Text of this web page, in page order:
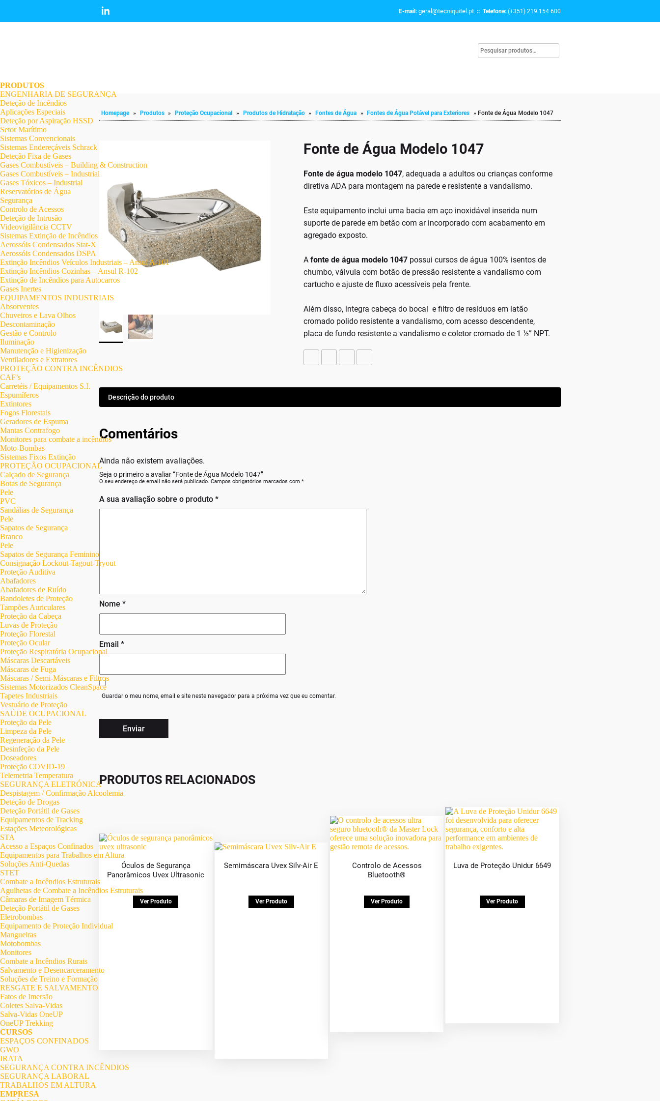
E-mail: geral@tecniquitel.pt :: Telefone: (+351) 219 154 600
PRODUTOS
ENGENHARIA DE SEGURANÇA
Deteção de Incêndios
Aplicações Especiais
Deteção por Aspiração HSSD
Setor Marítimo
Sistemas Convencionais
Sistemas Endereçáveis Schrack
Deteção Fixa de Gases
Gases Combustíveis – Building & Construction
Gases Combustíveis – Industrial
Gases Tóxicos – Industrial
Reservatórios de Água
Segurança
Controlo de Acessos
Deteção de Intrusão
Videovigilância CCTV
Sistemas Extinção de Incêndios
Aerossóis Condensados Stat-X
Aerossóis Condensados DSPA
Extinção Incêndios Veículos Industriais – Ansul A-101
Extinção Incêndios Cozinhas – Ansul R-102
Extinção de Incêndios para Autocarros
Gases Inertes
EQUIPAMENTOS INDUSTRIAIS
Absorventes
Chuveiros e Lava Olhos
Descontaminação
Gestão e Controlo
Iluminação
Manutenção e Higienização
Ventiladores e Extratores
PROTEÇÃO CONTRA INCÊNDIOS
CAF’s
Carretéis / Equipamentos S.I.
Espumíferos
Extintores
Fogos Florestais
Geradores de Espuma
Mantas Contrafogo
Monitores para combate a incêndios
Moto-Bombas
Sistemas Fixos Extinção
PROTEÇÃO OCUPACIONAL
Calçado de Segurança
Botas de Segurança
Pele
PVC
Sandálias de Segurança
Pele
Sapatos de Segurança
Branco
Pele
Sapatos de Segurança Feminino
Consignação Lockout-Tagout-Tryout
Proteção Auditiva
Abafadores
Abafadores de Ruído
Bandoletes de Proteção
Tampões Auriculares
Proteção da Cabeça
Luvas de Proteção
Proteção Florestal
Proteção Ocular
Proteção Respiratória Ocupacional
Máscaras Descartáveis
Máscaras de Fuga
Máscaras / Semi-Máscaras e Filtros
Sistemas Motorizados CleanSpace
Tapetes Industriais
Vestuário de Proteção
SAÚDE OCUPACIONAL
Proteção da Pele
Limpeza da Pele
Regeneração da Pele
Desinfeção da Pele
Doseadores
Proteção COVID-19
Telemetria Temperatura
SEGURANÇA ELETRÓNICA
Despistagem / Confirmação Alcoolemia
Deteção de Drogas
Deteção Portátil de Gases
Equipamentos de Tracking
Estações Meteorológicas
STA
Acesso a Espaços Confinados
Equipamentos para Trabalhos em Altura
Soluções Anti-Quedas
STET
Combate a Incêndios Estruturais
Agulhetas de Combate a Incêndios Estruturais
Câmaras de Imagem Térmica
Deteção Portátil de Gases
Eletrobombas
Equipamento de Proteção Individual
Mangueiras
Motobombas
Monitores
Combate a Incêndios Rurais
Salvamento e Desencarceramento
Soluções de Treino e Formação
RESGATE E SALVAMENTO
Fatos de Imersão
Coletes Salva-Vidas
Salva-Vidas OneUP
OneUP Trekking
CURSOS
ESPAÇOS CONFINADOS
GWO
IRATA
SEGURANÇA CONTRA INCÊNDIOS
SEGURANÇA LABORAL
TRABALHOS EM ALTURA
EMPRESA
Homepage » Produtos » Proteção Ocupacional » Produtos de Hidratação » Fontes de Água » Fontes de Água Potável para Exteriores » Fonte de Água Modelo 1047
Fonte de Água Modelo 1047
Fonte de água modelo 1047, adequada a adultos ou crianças conforme
diretiva ADA para montagem na parede e resistente a vandalismo.
Este equipamento inclui uma bacia em aço inoxidável inserida num
suporte de parede em betão com ar incorporado com acabamento em
agregado exposto.
Afonte de água modelo 1047 possui cursos de água 100% isentos de
chumbo, válvula com botão de pressão resistente a vandalismo com
cartucho e ajuste de fluxo acessíveis pela frente.
Além disso, integra cabeça do bocal e filtro de resíduos em latão
cromado polido resistente a vandalismo, com acesso descendente,
placa de fundo resistente a vandalismo e coletor cromado de 1 ½” NPT.
Descrição do produto
Comentários
Ainda não existem avaliações.
Seja o primeiro a avaliar “Fonte de Água Modelo 1047”
O seu endereço de email não será publicado. Campos obrigatórios marcados com *
A sua avaliação sobre o produto *
Nome *
Email *
Guardar o meu nome, email e site neste navegador para a próxima vez que eu comentar.
PRODUTOS RELACIONADOS
Óculos de Segurança
Panorâmicos Uvex Ultrasonic
Ver Produto
Semimáscara Uvex Silv-Air E
Ver Produto
Controlo de Acessos
Bluetooth®
Ver Produto
Luva de Proteção Unidur 6649
Ver Produto